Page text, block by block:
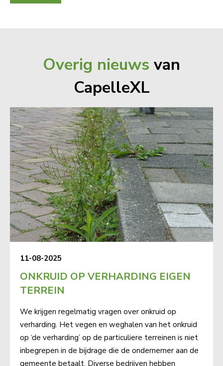
Overig nieuws van
CapelleXL
11-08-2025
ONKRUID OP VERHARDING EIGEN
TERREIN
We krijgen regelmatig vragen over onkruid op
verharding. Het vegen en weghalen van het onkruid
op ‘de verharding’ op de particuliere terreinen is niet
inbegrepen in de bijdrage die de ondernemer aan de
gemeente betaalt. Diverse bedrijven hebben